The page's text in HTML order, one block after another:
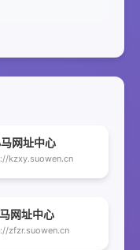
网址中心
kzxy.suowen.cn
网址中心
zfzr.suowen.cn